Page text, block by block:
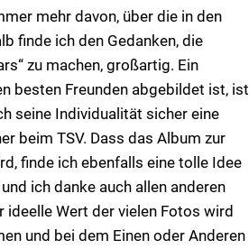
mehr davon, über die in den
finde ich den Gedanken, die
zu machen, großartig. Ein
besten Freunden abgebildet ist, ist
seine Individualität sicher eine
beim TSV. Dass das Album zur
finde ich ebenfalls eine tolle Idee
ich danke auch allen anderen
Wert der vielen Fotos wird
und bei dem Einen oder Anderen